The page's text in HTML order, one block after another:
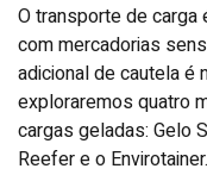
O transporte de
com mercadorias
adicional de cautela é
exploraremos quatro
cargas geladas: Gelo
Reefer e o Envirotainer.